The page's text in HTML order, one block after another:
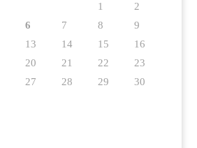
1
2
6 7 8
9
13 14 15
16
20 21 22
23
27 28 29
30